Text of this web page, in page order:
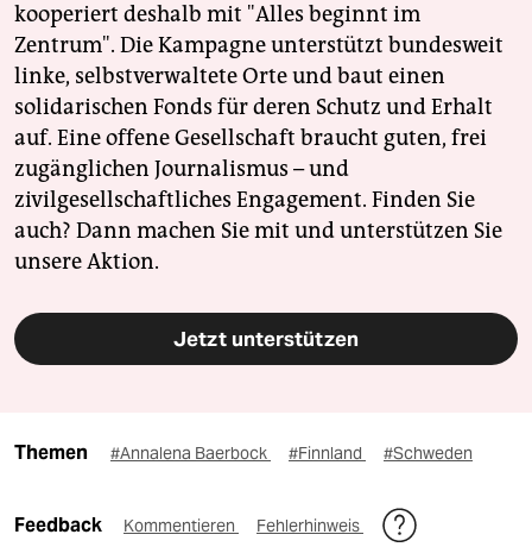
kooperiert deshalb mit "Alles beginnt im
Zentrum". Die Kampagne unterstützt bundesweit
linke, selbstverwaltete Orte und baut einen
solidarischen Fonds für deren Schutz und Erhalt
auf. Eine offene Gesellschaft braucht guten, frei
zugänglichen Journalismus – und
zivilgesellschaftliches Engagement. Finden Sie
auch? Dann machen Sie mit und unterstützen Sie
unsere Aktion.
Jetzt unterstützen
Themen #Annalena Baerbock #Finnland #Schweden
Feedback Kommentieren Fehlerhinweis